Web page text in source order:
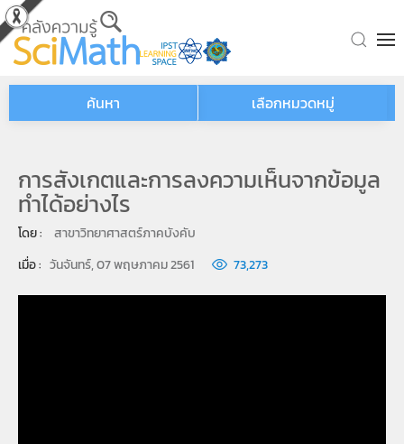
Skip to main content
ค้นหา เลือกหมวดหมู่
การสังเกตและการลงความเห็นจากข้อมูล
ทำได้อย่างไร
โดย :
สาขาวิทยาศาสตร์ภาคบังคับ
เมื่อ : วันจันทร์, 07 พฤษภาคม 2561 73,273